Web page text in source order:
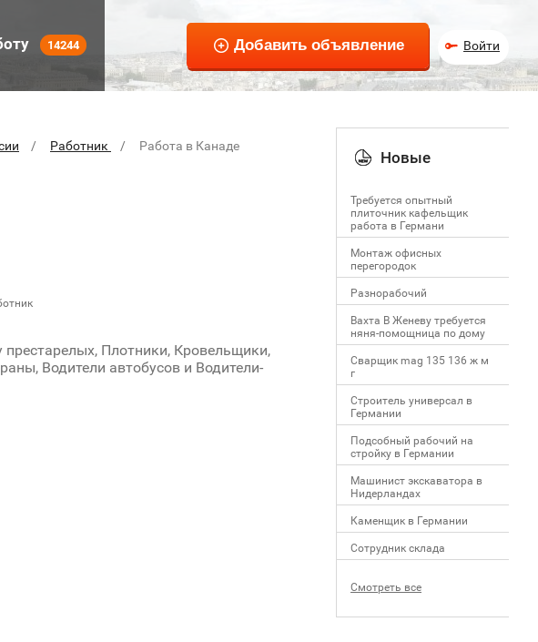
14244 Войти
Работник Работа в Канаде
Плотники, Кровельщики,
Водители автобусов и Водители-
Новые
Требуется опытный
плиточник кафельщик
работa в Германи
Mонтаж офисных
перегородок
Разнорабочий
Вахта В Женеву требуется
няня-помощница по дому
Сварщик mag 135 136 ж м
г
Строитель универсал в
Германии
Подсобный рабочий на
стройку в Германии
Машинист экскаватора в
Нидерландах
Каменщик в Германии
Сотрудник склада
Смотреть все